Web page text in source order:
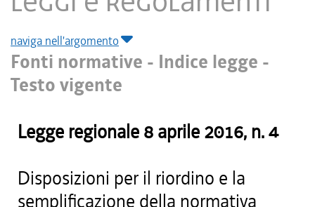
naviga nell'argomento
Fonti normative - Indice legge -
Testo vigente
Legge regionale 8 aprile 2016, n.4
Disposizioni per il riordino e la
semplificazione della normativa